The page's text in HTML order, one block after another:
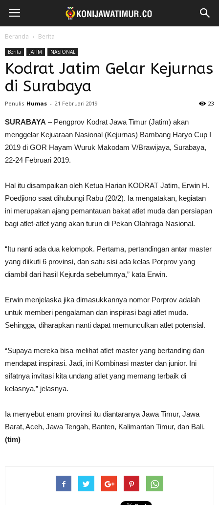
Beranda Berita
Berita JATIM NASIONAL
Kodrat Jatim Gelar Kejurnas
di Surabaya
Penulis Humas - 21 Februari 2019 23
SURABAYA – Pengprov Kodrat Jawa Timur (Jatim) akan
menggelar Kejuaraan Nasional (Kejurnas) Bambang Haryo Cup I
2019 di GOR Hayam Wuruk Makodam V/Brawijaya, Surabaya,
22-24 Februari 2019.
Hal itu disampaikan oleh Ketua Harian KODRAT Jatim, Erwin H.
Poedjiono saat dihubungi Rabu (20/2). Ia mengatakan, kegiatan
ini merupakan ajang pemantauan bakat atlet muda dan persiapan
bagi atlet-atlet yang akan turun di Pekan Olahraga Nasional.
“Itu nanti ada dua kelompok. Pertama, pertandingan antar master
yang diikuti 6 provinsi, dan satu sisi ada kelas Porprov yang
diambil dari hasil Kejurda sebelumnya,” kata Erwin.
Erwin menjelaska jika dimasukkannya nomor Porprov adalah
untuk memberi pengalaman dan inspirasi bagi atlet muda.
Sehingga, diharapkan nanti dapat memunculkan atlet potensial.
“Supaya mereka bisa melihat atlet master yang bertanding dan
mendapat inspirasi. Jadi, ini Kombinasi master dan junior. Ini
sifatnya invitasi kita undang atlet yang memang terbaik di
kelasnya,” jelasnya.
Ia menyebut enam provinsi itu diantaranya Jawa Timur, Jawa
Barat, Aceh, Jawa Tengah, Banten, Kalimantan Timur, dan Bali.
(tim)